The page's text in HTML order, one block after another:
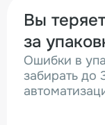
Вы
за
Ошибки в
забирать до